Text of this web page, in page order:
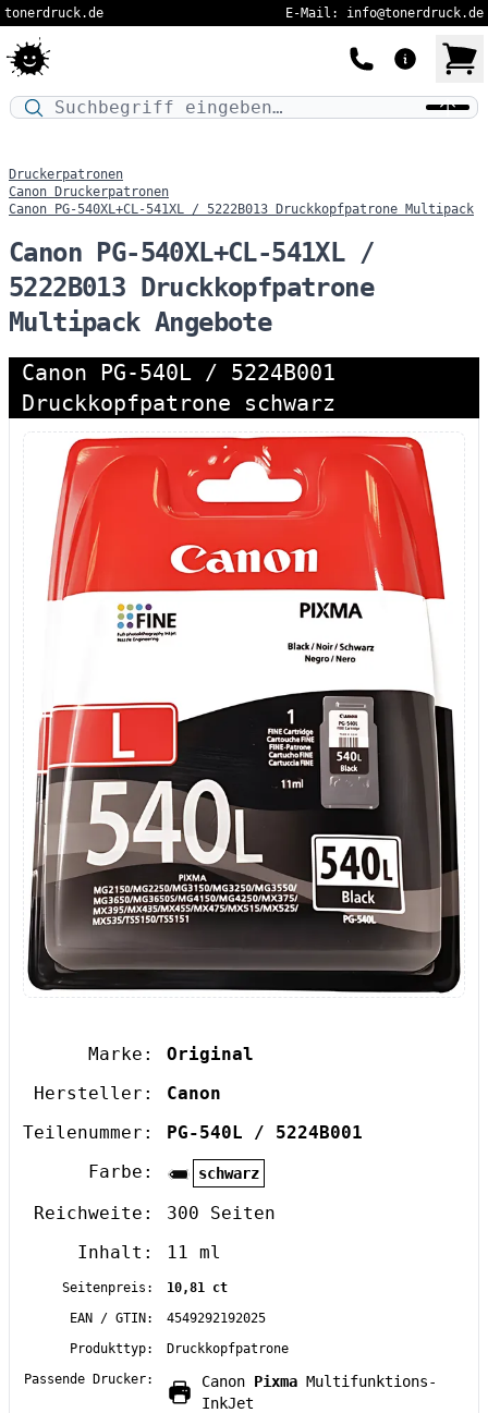
tonerdruck.de E-Mail: info@tonerdruck.de
Druckermodell oder Produktnamen eingeben…
Druckerpatronen
Canon Druckerpatronen
Canon PG-540XL+CL-541XL / 5222B013 Druckkopfpatrone Multipack
Canon PG-540XL+CL-541XL /
5222B013 Druckkopfpatrone
Multipack Angebote
Canon PG-540L / 5224B001
Druckkopfpatrone schwarz
Marke:
Original
Hersteller:
Canon
Teilenummer:
PG-540L / 5224B001
Farbe:
schwarz
Reichweite:
300 Seiten
Inhalt:
11 ml
Seitenpreis:
10,81 ct
EAN / GTIN:
4549292192025
Produkttyp:
Druckkopfpatrone
Passende Drucker:
Canon Pixma Multifunktions-
InkJet